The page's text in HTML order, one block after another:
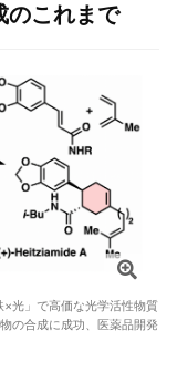
のこれまで
×光」で高価な光学活性物質
の合成に成功、医薬品開発